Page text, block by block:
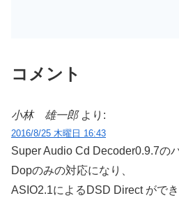
コメント
小林 雄一郎 より:
2016/8/25 木曜日 16:43
Super Audio Cd Decoder0.9.7の
Dopのみの対応になり、
ASIO2.1によるDSD Direct がで